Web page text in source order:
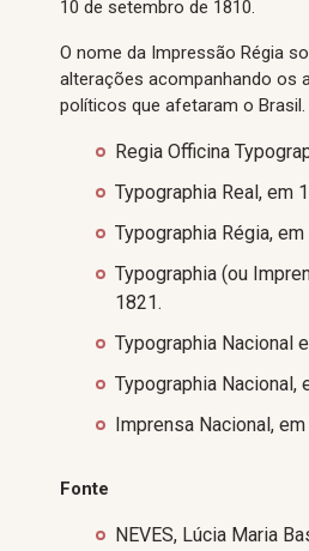
10 de setembro de 1810.
O nome da Impressão Régia
alterações acompanhando os
políticos que afetaram o Brasil.
Regia Officina
Typographia Real, em
Typographia Régia, em
Typographia (ou
1821.
Typographia Nacional
Typographia Nacional,
Imprensa Nacional,
Fonte
NEVES, Lúcia Maria